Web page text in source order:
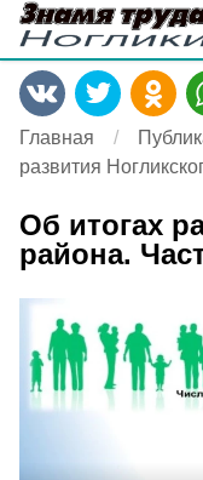
Главная
развития
Об итогах
района.